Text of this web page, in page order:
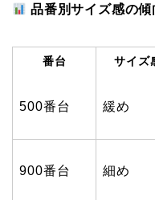
品番別サイズ感の傾
番台 サイズ
500番台 緩め
900番台 細め